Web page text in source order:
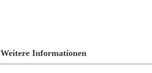
Weitere Informationen